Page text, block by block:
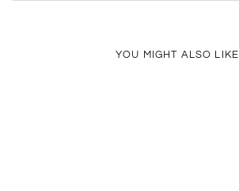
YOU MIGHT ALSO LIKE